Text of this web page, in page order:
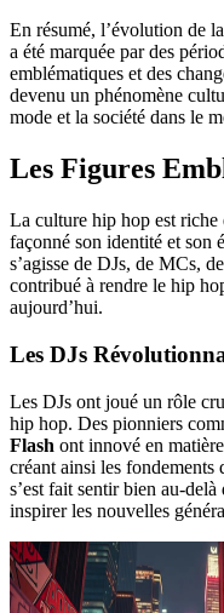
En résumé, l’évolution de
a été marquée par des
emblématiques et des
devenu un phénomène
mode et la société dans le
Les Figures
La culture hip hop est
façonné son identité et son
s’agisse de DJs, de MCs,
contribué à rendre le hip
aujourd’hui.
Les DJs
Les DJs ont joué un rôle
hip hop. Des pionniers
Flash ont innové en
créant ainsi les
s’est fait sentir bien au-
inspirer les nouvelles